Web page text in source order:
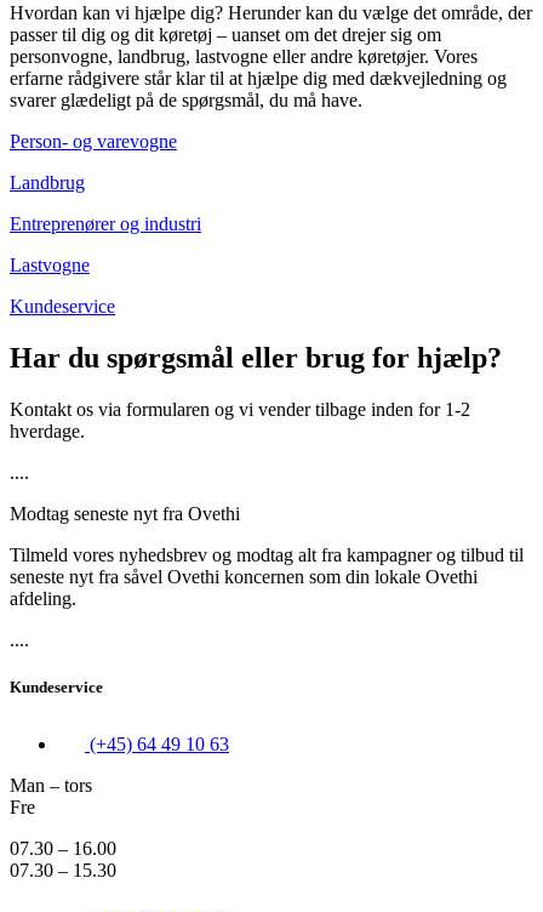
Hvordan kan vi hjælpe dig? Herunder kan du vælge det område, der
passer til dig og dit køretøj – uanset om det drejer sig om
personvogne, landbrug, lastvogne eller andre køretøjer. Vores
erfarne rådgivere står klar til at hjælpe dig med dækvejledning og
svarer glædeligt på de spørgsmål, du må have.
Person- og varevogne
Landbrug
Entreprenører og industri
Lastvogne
Kundeservice
Har du spørgsmål eller brug for hjælp?
Kontakt os via formularen og vi vender tilbage inden for 1-2
hverdage.
....
Modtag seneste nyt fra Ovethi
Tilmeld vores nyhedsbrev og modtag alt fra kampagner og tilbud til
seneste nyt fra såvel Ovethi koncernen som din lokale Ovethi
afdeling.
....
Kundeservice
(+45) 64 49 10 63
Man – tors
Fre
07.30 – 16.00
07.30 – 15.30